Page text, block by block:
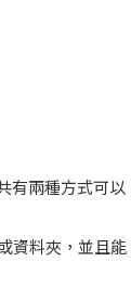
有兩種方式可以
資料夾，並且能